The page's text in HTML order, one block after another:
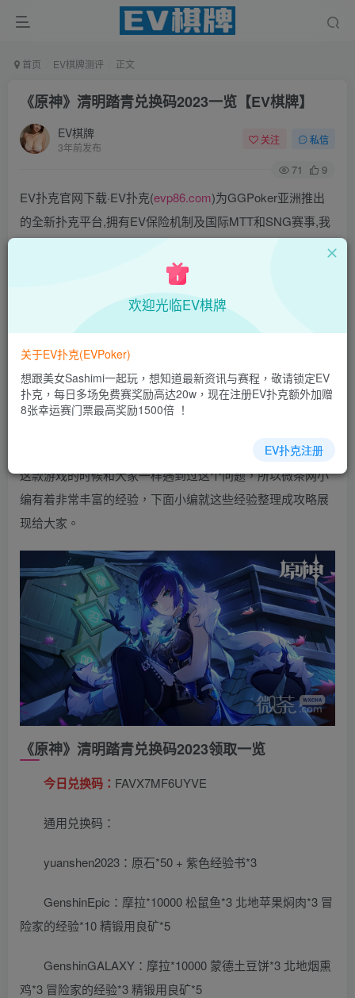
首页 EV棋牌测评 正文
《原神》清明踏青兑换码2023一览【EV棋牌】
EV棋牌
3年前发布
关注 私信
71 9
EV扑克官网下载·EV扑克(evp86.com)为GGPoker亚洲推出
的全新扑克平台,拥有EV保险机制及国际MTT和SNG赛事,我
们具备完善的国际认可,致力提供国内最公平与公正的竞技环
乐场|EV扑克小游戏——EV扑克导航(www.evpks.com)
乐场|EV扑克游戏网址发布页——EV扑克下载
(www.evpk66.com)
神》清明踏青兑换码2023一览问题的解决办法，小编刚接触
这款游戏的时候和大家一样遇到过这个问题，所以微茶网小
编有着非常丰富的经验，下面小编就这些经验整理成攻略展
现给大家。
《原神》清明踏青兑换码2023领取一览
今日兑换码： FAVX7MF6UYVE
通用兑换码：
yuanshen2023：原石*50 + 紫色经验书*3
GenshinEpic：摩拉*10000 松鼠鱼*3 北地苹果焖肉*3 冒
险家的经验*10 精锻用良矿*5
GenshinGALAXY：摩拉*10000 蒙德土豆饼*3 北地烟熏
鸡*3 冒险家的经验*3 精锻用良矿*5
欢迎光临EV棋牌
关于EV扑克(EVPoker)
想跟美女Sashimi一起玩，想知道最新资讯与赛程，敬请锁定EV
扑克，每日多场免费赛奖励高达20w，现在注册EV扑克额外加赠
8张幸运赛门票最高奖励1500倍 ！
EV扑克注册